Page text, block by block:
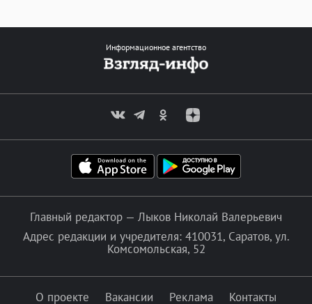
Информационное агентство
Главный редактор — Лыков Николай Валерьевич
Адрес редакции и учредителя: 410031, Саратов, ул.
Комсомольская, 52
О проекте Вакансии Реклама
Контакты